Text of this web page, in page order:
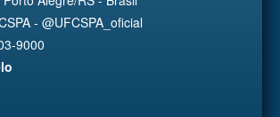
- @UFCSPA_oficial
9000